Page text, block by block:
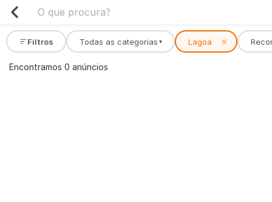
Filtros Todas as categorias ▾ Lagoa ✕
Encontramos 0 anúncios